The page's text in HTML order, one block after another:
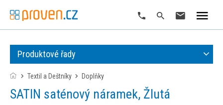
Produktové řady
Textil a Deštníky doplňky
SATIN saténový náramek, Žlutá